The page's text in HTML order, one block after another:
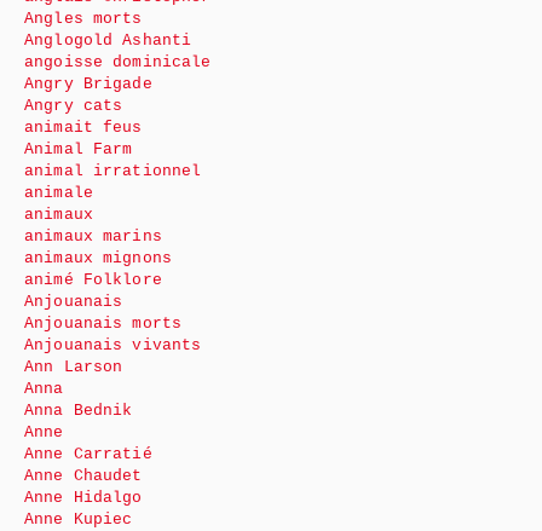
Angles morts
Anglogold Ashanti
angoisse dominicale
Angry Brigade
Angry cats
animait feus
Animal Farm
animal irrationnel
animale
animaux
animaux marins
animaux mignons
animé Folklore
Anjouanais
Anjouanais morts
Anjouanais vivants
Ann Larson
Anna
Anna Bednik
Anne
Anne Carratié
Anne Chaudet
Anne Hidalgo
Anne Kupiec